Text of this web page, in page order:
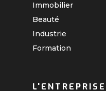
Immobilier
Beauté
Industrie
Formation
L'ENTREPRISE